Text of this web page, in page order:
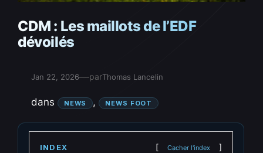
CDM : Les maillots de l’EDF
dévoilés
Jan 22, 2026—parThomas Lancelin
dans NEWS , NEWS FOOT
INDEX Cacher l'index